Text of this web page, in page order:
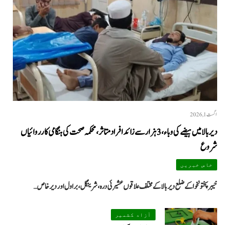
اگست 1, 2026
دیر بالا میں ہیضے کی وباء، 3 ہزار سے زائد افراد متاثر، محکمہ صحت کی ہنگامی کارروائیاں
شروع
خاص خبریں
خیبرپختونخوا کے ضلع دیر بالا کے مختلف علاقوں عشیرئی درہ، شرینگل، براول اور دیر خاص…
آزاد کشمیر